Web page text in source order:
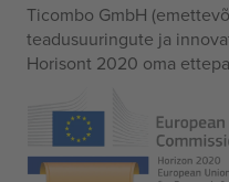
Ticombo GmbH
teadusuuringute ja
Horisont 2020 oma